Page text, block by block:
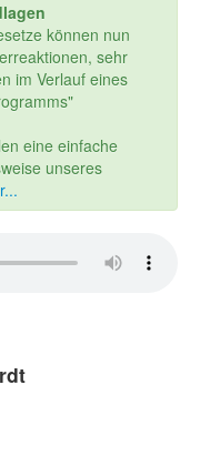
können nun
sehr
im Verlauf eines
eine einfache
unseres